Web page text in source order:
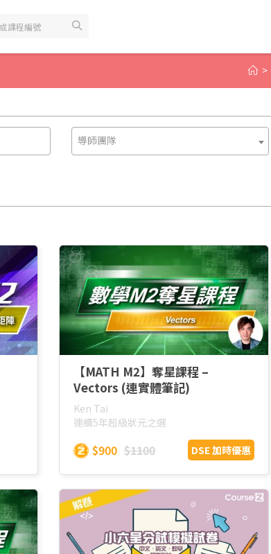
>
導師團隊
【MATH M2】奪星課程 –
Vectors (連實體筆記)
Ken Tai
連續5年超級狀元之選
$900 $1100 DSE 加時優惠